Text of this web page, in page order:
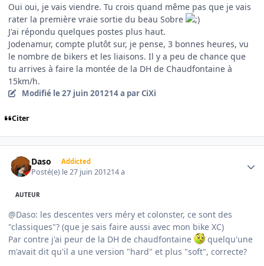
Oui oui, je vais viendre. Tu crois quand même pas que je vais
rater la première vraie sortie du beau Sobre
J'ai répondu quelques postes plus haut.
Jodenamur, compte plutôt sur, je pense, 3 bonnes heures, vu
le nombre de bikers et les liaisons. Il y a peu de chance que
tu arrives à faire la montée de la DH de Chaudfontaine à
15km/h.
Modifié le 27 juin 201214 a par CiXi
Citer
Daso Addicted
Posté(e) le 27 juin 201214 a
AUTEUR
@Daso: les descentes vers méry et colonster, ce sont des
"classiques"? (que je sais faire aussi avec mon bike XC)
Par contre j'ai peur de la DH de chaudfontaine
quelqu'une
m'avait dit qu'il a une version "hard" et plus "soft", correcte?